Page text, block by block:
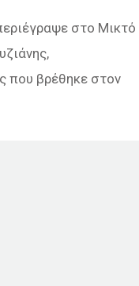
στο Μικτό
που βρέθηκε στον